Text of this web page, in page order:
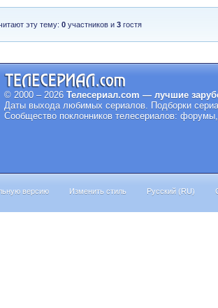
эту тему:0 участников и3 гостя
© 2000 – 2026 Телесериал.com — лучшие
Даты выхода любимых сериалов. Подборки
Сообщество поклонников телесериалов:
версию Изменить стиль Русский (RU)